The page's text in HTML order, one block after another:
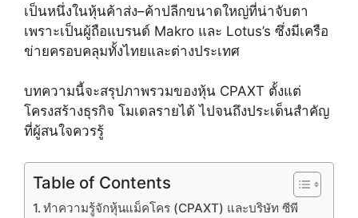
เป็นหนึ่งในหุ้นค้าส่ง–ค้าปลีกขนาดใหญ่ที่น่าจับตา
เพราะเป็นผู้ถือแบรนด์ Makro และ Lotus’s ซึ่งมีเครือ
ข่ายครอบคลุมทั้งไทยและต่างประเทศ
บทความนี้จะสรุปภาพรวมของหุ้น CPAXT ตั้งแต่
โครงสร้างธุรกิจ โมเดลรายได้ ไปจนถึงประเด็นสำคัญ
ที่ผู้สนใจควรรู้
Table of Contents
ทำความรู้จักหุ้นแม็คโคร (CPAXT) และบริษัท ซีพี